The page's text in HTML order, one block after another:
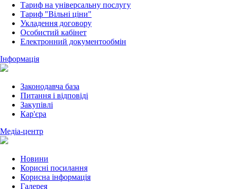
Тариф на універсальну послугу
Тариф "Вільні ціни"
Укладення договору
Особистий кабінет
Електронний документообмін
Інформація
Законодавча база
Питання і відповіді
Закупівлі
Кар'єра
Медіа-центр
Новини
Корисні посилання
Корисна інформація
Галерея